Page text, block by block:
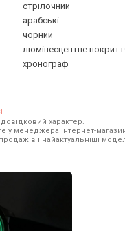
стрілочний
арабські
чорний
люмінесцентне
хронограф
характер.
менеджера інтернет-
і найактуальніші